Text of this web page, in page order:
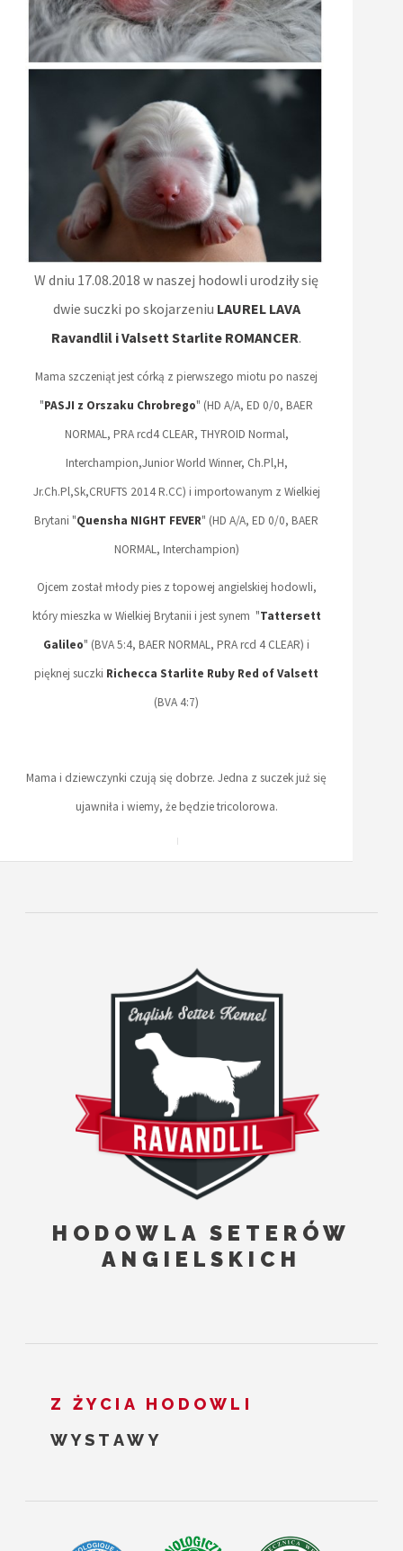
W dniu 17.08.2018 w naszej hodowli urodziły się
dwie suczki po skojarzeniu LAUREL LAVA
Ravandlil i Valsett Starlite ROMANCER.
Mama szczeniąt jest córką z pierwszego miotu po naszej
"PASJI z Orszaku Chrobrego" (HD A/A, ED 0/0, BAER
NORMAL, PRA rcd4 CLEAR, THYROID Normal,
Interchampion,Junior World Winner, Ch.Pl,H,
Jr.Ch.Pl,Sk,CRUFTS 2014 R.CC) i importowanym z Wielkiej
Brytani "Quensha NIGHT FEVER" (HD A/A, ED 0/0, BAER
NORMAL, Interchampion)
Ojcem został młody pies z topowej angielskiej hodowli,
który mieszka w Wielkiej Brytanii i jest synem "Tattersett
Galileo" (BVA 5:4, BAER NORMAL, PRA rcd 4 CLEAR) i
pięknej suczki Richecca Starlite Ruby Red of Valsett
(BVA 4:7)
Mama i dziewczynki czują się dobrze. Jedna z suczek już się
ujawniła i wiemy, że będzie tricolorowa.
HODOWLA SETERÓW
ANGIELSKICH
Z ŻYCIA HODOWLI
WYSTAWY